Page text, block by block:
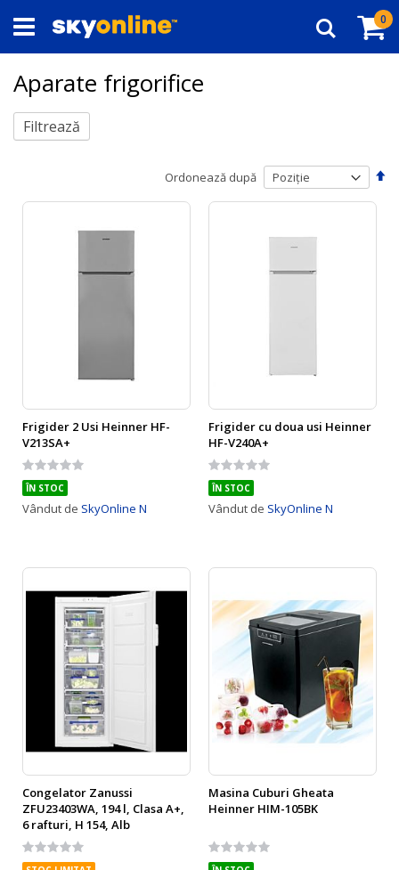
la
Conținut
0
Căutare
Aparate frigorifice
Ordonează după
Frigider 2 Usi Heinner HF-
V213SA+
Rating:
0%
ÎN STOC
Vândut de SkyOnline N
Frigider cu doua usi Heinner
HF-V240A+
Rating:
0%
ÎN STOC
Vândut de SkyOnline N
Congelator Zanussi
ZFU23403WA, 194 l, Clasa A+,
6 rafturi, H 154, Alb
Rating:
0%
Masina Cuburi Gheata
Heinner HIM-105BK
Rating:
0%
Filtrează